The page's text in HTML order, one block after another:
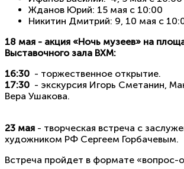
Жданов Юрий: 15 мая с 10:00
Никитин Дмитрий: 9, 10 мая с
18 мая - акция «Ночь музеев» на
Выставочного зала ВХМ:
16:30 - торжественное открытие.
17:30 - экскурсия Игорь Сметанин,
Вера Ушакова.
23 мая - творческая встреча с
художником РФ Сергеем Горбачевым.
Встреча пройдет в формате «вопрос-